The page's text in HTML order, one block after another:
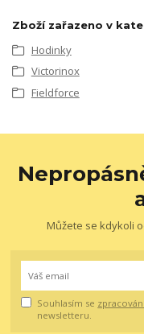
Zboží zařazeno v
Hodinky
Victorinox
Fieldforce
Můžete se kdykoli
Souhlasím se
newsletteru.